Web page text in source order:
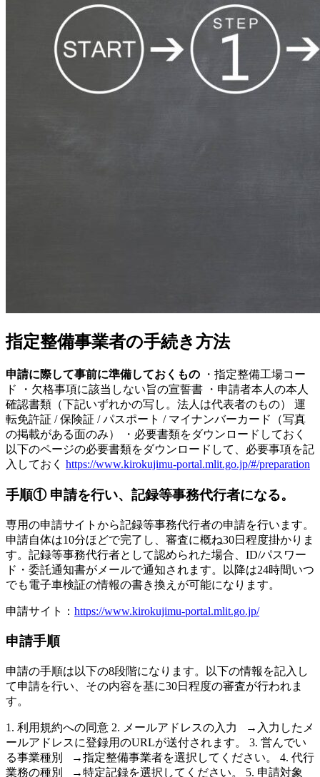
指定整備事業者の手続き方法
申請に際して事前に準備しておくもの ・指定整備工場コー
ド ・欠格事項に該当しない旨の宣誓書 ・申請者本人の本人
確認書類（下記いずれかの写し。法人は代表者のもの） 運
転免許証 / 保険証 / パスポート / マイナンバーカード（写真
の掲載がある面のみ） ・必要書類をダウンロードしておく
以下のページの必要書類をダウンロードして、必要事項を記
入しておく https://www.kirokujimu-portal.mlit.go.jp/#/preparation
手順① 申請を行い、記録等事務代行者になる。
専用の申請サイトから記録等事務代行者の申請を行います。
申請自体は10分ほどで完了し、審査に概ね30日程度掛かりま
す。記録等事務代行者として認められた場合、ID/パスワー
ド・委託通知書がメールで通知されます。以降は24時間いつ
でも電子車検証の情報の書き換えが可能になります。
申請サイト： https://www.kirokujimu-portal.mlit.go.jp/
申請手順
申請の手順は以下の8段階になります。以下の情報を記入し
て申請を行い、その内容を基に30日程度の審査が行われま
す。
1. 利用規約への同意 2. メールアドレスの入力 →入力したメ
ールアドレスに登録用のURLが送付されます。 3. 営んでい
る事業種別 →指定整備事業者を選択してください。 4. 代行
業務の種別 →特定記録を選択してください。 5. 申請対象